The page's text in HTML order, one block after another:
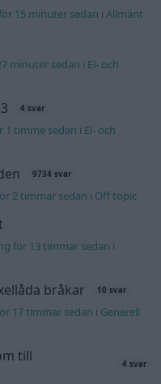
15 minuter sedan iAllmänt
minuter sedan i El- och
4 svar
1 timme sedan i El- och
9734 svar
2 timmar sedan i Off topic
för 13 timmar sedan i
bråkar 10 svar
17 timmar sedan i Generell
till
4 svar